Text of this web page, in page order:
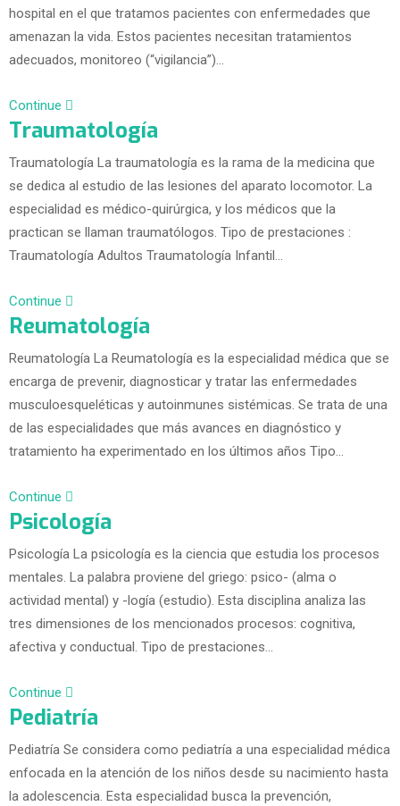
hospital en el que tratamos pacientes con enfermedades que
amenazan la vida. Estos pacientes necesitan tratamientos
adecuados, monitoreo (“vigilancia”)…
Continue
Traumatología
Traumatología La traumatología es la rama de la medicina que
se dedica al estudio de las lesiones del aparato locomotor. La
especialidad es médico-quirúrgica, y los médicos que la
practican se llaman traumatólogos. Tipo de prestaciones :
Traumatología Adultos Traumatología Infantil…
Continue
Reumatología
Reumatología La Reumatología es la especialidad médica que se
encarga de prevenir, diagnosticar y tratar las enfermedades
musculoesqueléticas y autoinmunes sistémicas. Se trata de una
de las especialidades que más avances en diagnóstico y
tratamiento ha experimentado en los últimos años Tipo…
Continue
Psicología
Psicología La psicología es la ciencia que estudia los procesos
mentales. La palabra proviene del griego: psico- (alma o
actividad mental) y -logía (estudio). Esta disciplina analiza las
tres dimensiones de los mencionados procesos: cognitiva,
afectiva y conductual. Tipo de prestaciones…
Continue
Pediatría
Pediatría Se considera como pediatría a una especialidad médica
enfocada en la atención de los niños desde su nacimiento hasta
la adolescencia. Esta especialidad busca la prevención,